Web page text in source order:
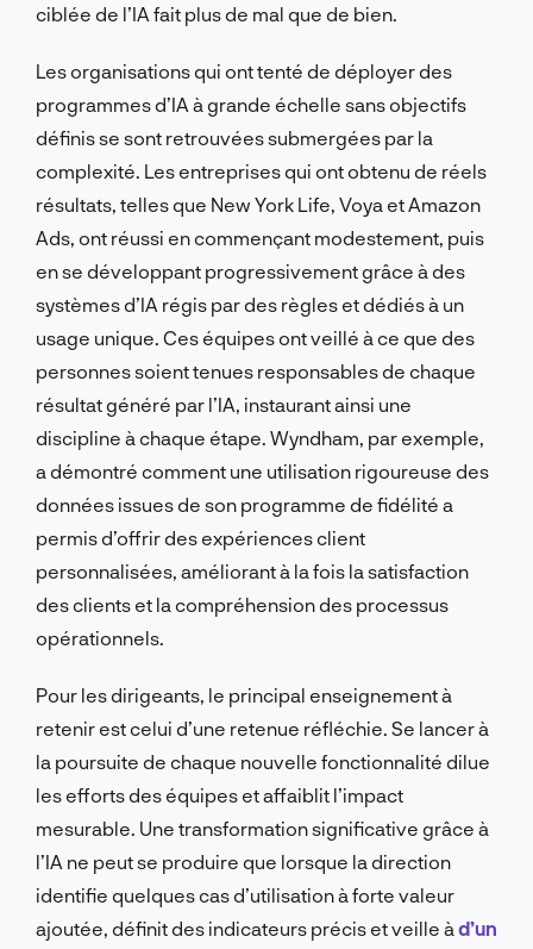
ciblée de l’IA fait plus de mal que de bien.
Les organisations qui ont tenté de déployer des
programmes d’IA à grande échelle sans objectifs
définis se sont retrouvées submergées par la
complexité. Les entreprises qui ont obtenu de réels
résultats, telles que New York Life, Voya et Amazon
Ads, ont réussi en commençant modestement, puis
en se développant progressivement grâce à des
systèmes d’IA régis par des règles et dédiés à un
usage unique. Ces équipes ont veillé à ce que des
personnes soient tenues responsables de chaque
résultat généré par l’IA, instaurant ainsi une
discipline à chaque étape. Wyndham, par exemple,
a démontré comment une utilisation rigoureuse des
données issues de son programme de fidélité a
permis d’offrir des expériences client
personnalisées, améliorant à la fois la satisfaction
des clients et la compréhension des processus
opérationnels.
Pour les dirigeants, le principal enseignement à
retenir est celui d’une retenue réfléchie. Se lancer à
la poursuite de chaque nouvelle fonctionnalité dilue
les efforts des équipes et affaiblit l’impact
mesurable. Une transformation significative grâce à
l’IA ne peut se produire que lorsque la direction
identifie quelques cas d’utilisation à forte valeur
ajoutée, définit des indicateurs précis et veille à d’un